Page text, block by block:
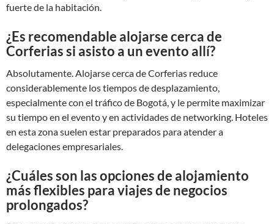
fuerte de la habitación.
¿Es recomendable alojarse cerca de
Corferias si asisto a un evento allí?
Absolutamente. Alojarse cerca de Corferias reduce
considerablemente los tiempos de desplazamiento,
especialmente con el tráfico de Bogotá, y le permite maximizar
su tiempo en el evento y en actividades de networking. Hoteles
en esta zona suelen estar preparados para atender a
delegaciones empresariales.
¿Cuáles son las opciones de alojamiento
más flexibles para viajes de negocios
prolongados?